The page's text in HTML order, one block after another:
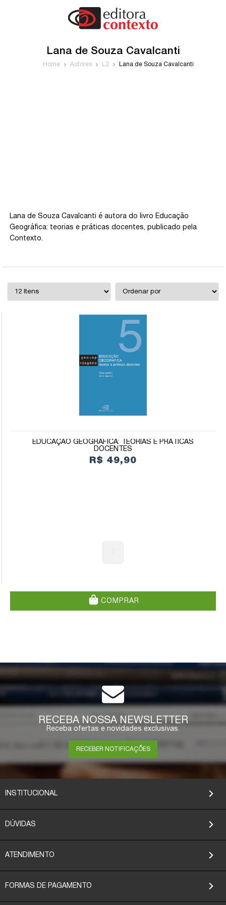
Lana de Souza Cavalcanti
Home Autores L2 Lana de Souza Cavalcanti
Lana de Souza Cavalcanti é autora do livro Educação
Geográfica: teorias e práticas docentes, publicado pela
Contexto.
EDUCAÇÃO GEOGRÁFICA: TEORIAS E PRÁTICAS
DOCENTES
R$ 49,90
COMPRAR
RECEBA NOSSA NEWSLETTER
Receba ofertas e novidades exclusivas.
RECEBER NOTIFICAÇÕES
INSTITUCIONAL
DÚVIDAS
ATENDIMENTO
FORMAS DE PAGAMENTO